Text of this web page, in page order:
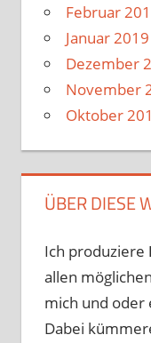
Februar
Januar 2019
Dezember
November
Oktober
ÜBER DIESE
Ich produziere
allen
mich und oder
Dabei